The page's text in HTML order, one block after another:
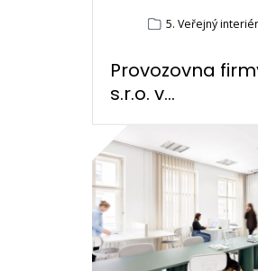
5. Veřejný
Provozovna
s.r.o. v...